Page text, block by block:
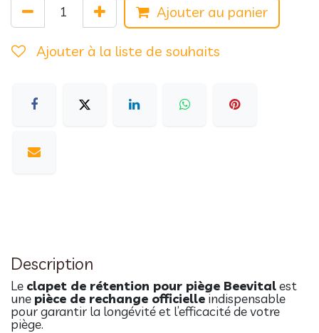
Ajouter au panier
Ajouter à la liste de souhaits
Description
Le clapet de rétention pour piège Beevitalest
une pièce de rechange officielle indispensable
pour garantir la longévité et l’efficacité de votre
piège.